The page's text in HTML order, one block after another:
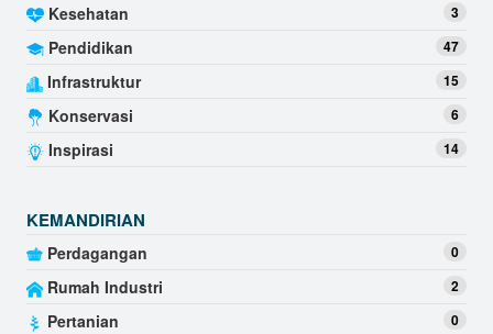
Kesehatan 3
Pendidikan 47
Infrastruktur 15
Konservasi 6
Inspirasi 14
KEMANDIRIAN
Perdagangan 0
Rumah Industri 2
Pertanian 0